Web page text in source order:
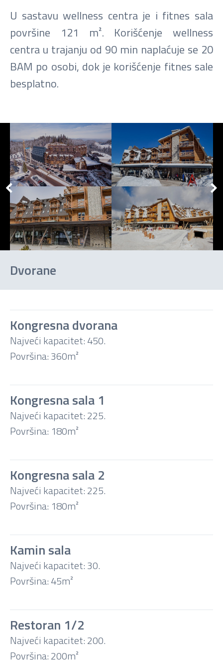
U sastavu wellness centra je i fitnes sala
površine 121 m². Korišćenje wellness
centra u trajanju od 90 min naplaćuje se 20
BAM po osobi, dok je korišćenje fitnes sale
besplatno.
Dvorane
Kino
Konferencija
oblik
Banket
Koktel
Kongresna dvorana
Najveći kapacitet: 450.
Površina: 360m²
Kongresna sala 1
Najveći kapacitet: 225.
Površina: 180m²
Kongresna sala 2
Najveći kapacitet: 225.
Površina: 180m²
Kamin sala
Najveći kapacitet: 30.
Površina: 45m²
Restoran 1/2
Najveći kapacitet: 200.
Površina: 200m²